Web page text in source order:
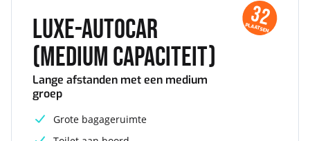
Luxe-autocar
(medium capaciteit)
Lange afstanden met een medium
groep
32
PLAATSEN
Grote bagageruimte